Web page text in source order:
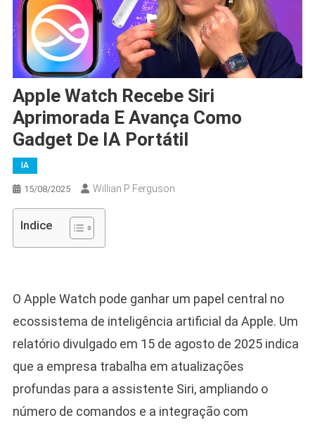
Apple Watch Recebe Siri
Aprimorada E Avança Como
Gadget De IA Portátil
IA
15/08/2025 Willian P Ferguson
Indice
O Apple Watch pode ganhar um papel central no
ecossistema de inteligência artificial da Apple. Um
relatório divulgado em 15 de agosto de 2025 indica
que a empresa trabalha em atualizações
profundas para a assistente Siri, ampliando o
número de comandos e a integração com